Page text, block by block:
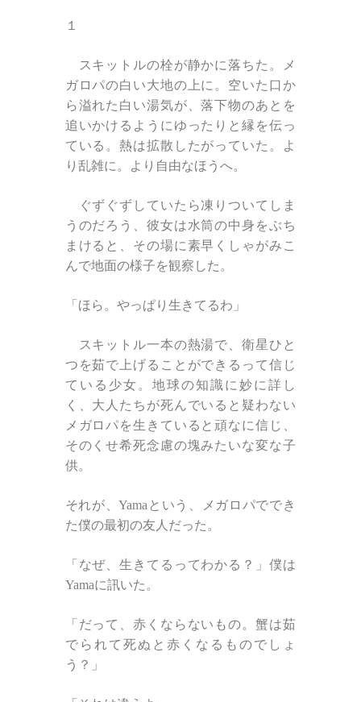
１
スキットルの栓が静かに落ちた。メ
ガロパの白い大地の上に。空いた口か
ら溢れた白い湯気が、落下物のあとを
追いかけるようにゆったりと縁を伝っ
ている。熱は拡散したがっていた。よ
り乱雑に。より自由なほうへ。
ぐずぐずしていたら凍りついてしま
うのだろう、彼女は水筒の中身をぶち
まけると、その場に素早くしゃがみこ
んで地面の様子を観察した。
「ほら。やっぱり生きてるわ」
スキットル一本の熱湯で、衛星ひと
つを茹で上げることができるって信じ
ている少女。地球の知識に妙に詳し
く、大人たちが死んでいると疑わない
メガロパを生きていると頑なに信じ、
そのくせ希死念慮の塊みたいな変な子
供。
それが、Yamaという、メガロパででき
た僕の最初の友人だった。
「なぜ、生きてるってわかる？」僕は
Yamaに訊いた。
「だって、赤くならないもの。蟹は茹
でられて死ぬと赤くなるものでしょ
う？」